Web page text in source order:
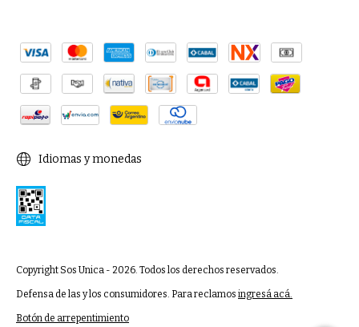
Idiomas y monedas
Copyright Sos Unica - 2026. Todos los derechos reservados.
Defensa de las y los consumidores. Para reclamos ingresá acá.
Botón de arrepentimiento